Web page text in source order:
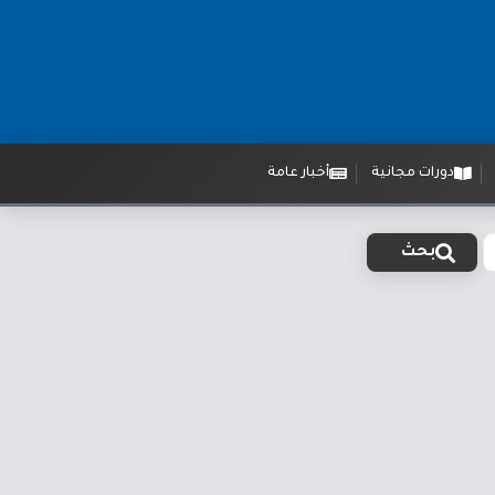
دورات مجانية أخبار عامة
بحث